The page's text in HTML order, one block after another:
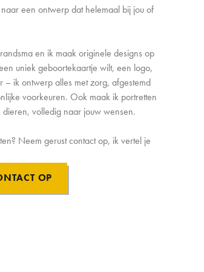
een ontwerp dat helemaal bij jou of
en ik maak originele designs op
uniek geboortekaartje wilt, een logo,
– ik ontwerp alles met zorg, afgestemd
voorkeuren. Ook maak ik portretten
dieren, volledig naar jouw wensen.
Neem gerust contact op, ik vertel je
OP